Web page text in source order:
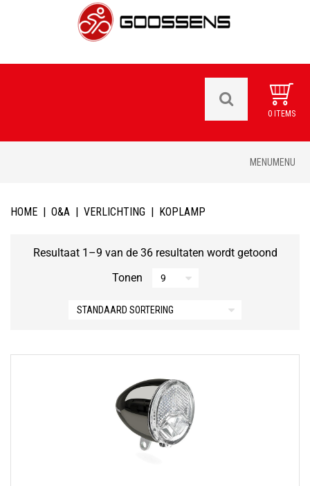
0 ITEMS
MENUMENU
HOME | O&A | VERLICHTING | KOPLAMP
Resultaat 1–9 van de 36 resultaten wordt getoond
Tonen